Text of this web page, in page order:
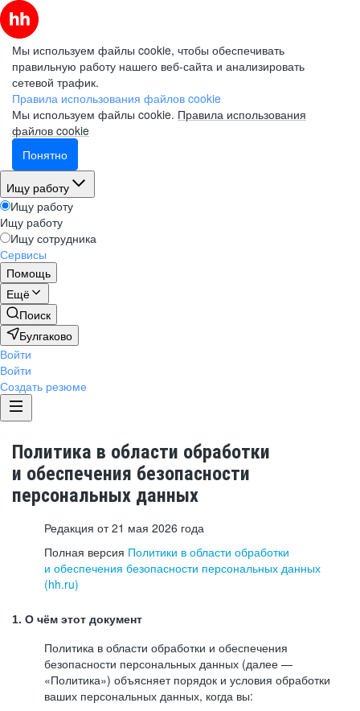
Мы используем файлы cookie, чтобы обеспечивать
правильную работу нашего веб-сайта и анализировать
сетевой трафик.
Правила использования файлов cookie
Мы используем файлы cookie. Правила использования
файлов cookie
Понятно
Ищу работу
Ищу работу
Ищу работу
Ищу сотрудника
Сервисы
Помощь
Ещё
Поиск
Булгаково
Войти
Войти
Создать резюме
Политика в области обработки
и обеспечения безопасности
персональных данных
Редакция от 21 мая 2026 года
Полная версия Политики в области обработки
и обеспечения безопасности персональных данных
(hh.ru)
1. О чём этот документ
Политика в области обработки и обеспечения
безопасности персональных данных (далее —
«Политика») объясняет порядок и условия обработки
ваших персональных данных, когда вы: